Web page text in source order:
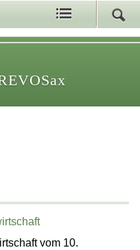
vom 10.